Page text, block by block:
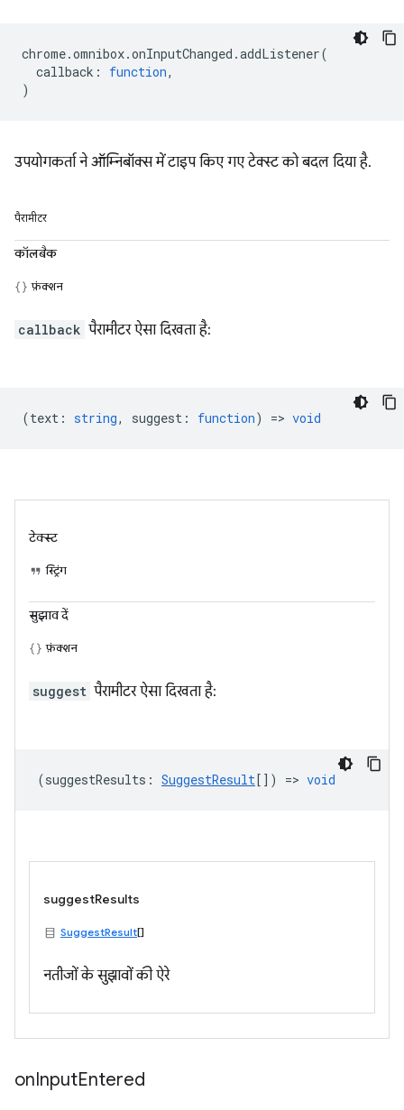
chrome.omnibox.onInputChanged .addListener(
callback : function,
)
उपयोगकर्ता ने ऑम्निबॉक्स में टाइप किए गए टेक्स्ट को बदल दिया है.
पैरामीटर
कॉलबैक
फ़ंक्शन
callback पैरामीटर ऐसा दिखता है:
(text : string, suggest : function) => void
टेक्स्ट
स्ट्रिंग
सुझाव दें
फ़ंक्शन
suggest पैरामीटर ऐसा दिखता है:
(suggestResults : SuggestResult[]) => void
suggestResults
SuggestResult[]
नतीजों के सुझावों की ऐरे
onInputEntered